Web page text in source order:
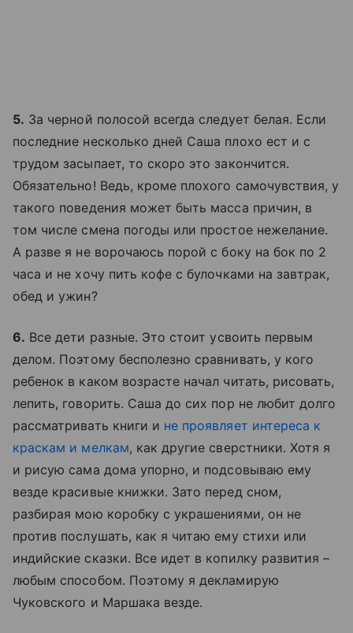
5. За черной полосой всегда следует белая. Если
последние несколько дней Саша плохо ест и с
трудом засыпает, то скоро это закончится.
Обязательно! Ведь, кроме плохого самочувствия, у
такого поведения может быть масса причин, в
том числе смена погоды или простое нежелание.
А разве я не ворочаюсь порой с боку на бок по 2
часа и не хочу пить кофе с булочками на завтрак,
обед и ужин?
6. Все дети разные. Это стоит усвоить первым
делом. Поэтому бесполезно сравнивать, у кого
ребенок в каком возрасте начал читать, рисовать,
лепить, говорить. Саша до сих пор не любит долго
рассматривать книги и не проявляет интереса к
краскам и мелкам, как другие сверстники. Хотя я
и рисую сама дома упорно, и подсовываю ему
везде красивые книжки. Зато перед сном,
разбирая мою коробку с украшениями, он не
против послушать, как я читаю ему стихи или
индийские сказки. Все идет в копилку развития –
любым способом. Поэтому я декламирую
Чуковского и Маршака везде.